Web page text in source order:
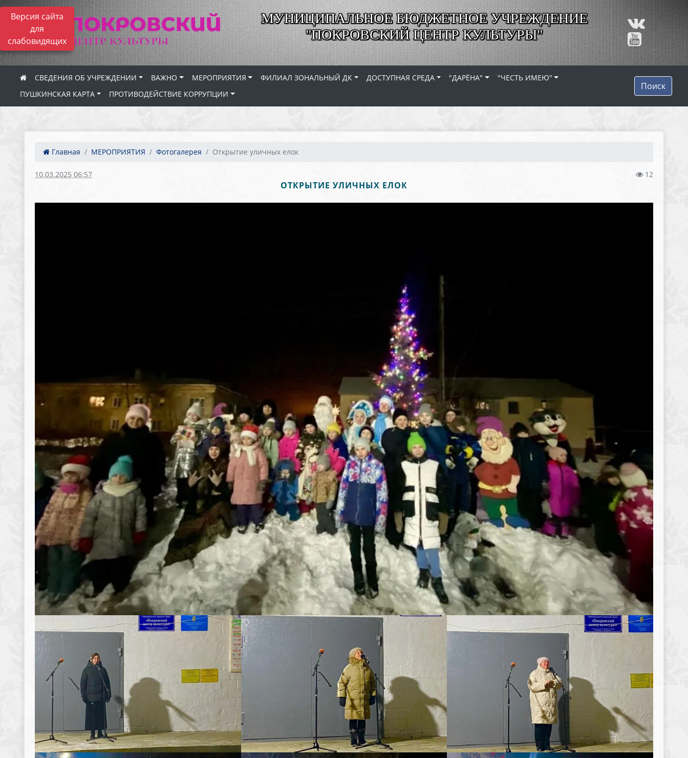
Версия сайта
для
слабовидящих
МУНИЦИПАЛЬНОЕ БЮДЖЕТНОЕ УЧРЕЖДЕНИЕ
"ПОКРОВСКИЙ ЦЕНТР КУЛЬТУРЫ"
СВЕДЕНИЯ ОБ УЧРЕЖДЕНИИ ВАЖНО МЕРОПРИЯТИЯ ФИЛИАЛ ЗОНАЛЬНЫЙ ДК ДОСТУПНАЯ СРЕДА "ДАРЁНА"
"ЧЕСТЬ ИМЕЮ"
ПУШКИНСКАЯ КАРТА
ПРОТИВОДЕЙСТВИЕ КОРРУПЦИИ
Поиск
Главная МЕРОПРИЯТИЯ Фотогалерея Открытие уличных елок
10.03.2025 06:57 12
ОТКРЫТИЕ УЛИЧНЫХ ЕЛОК